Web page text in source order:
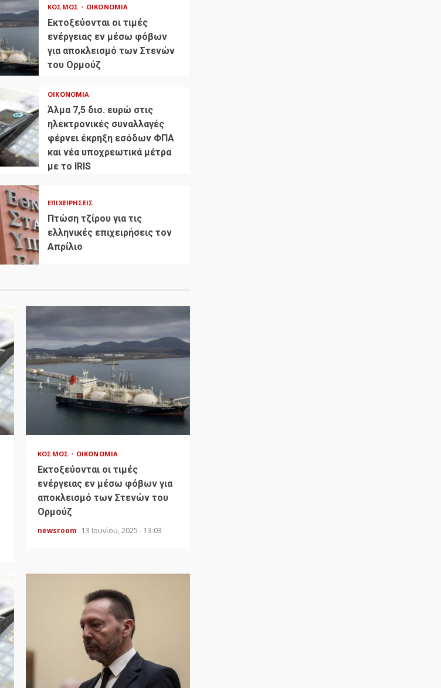
ΚΌΣΜΟΣ ΟΙΚΟΝΟΜΊΑ
Εκτοξεύονται οι τιμές
ενέργειας εν μέσω φόβων
για αποκλεισμό των Στενών
του Ορμούζ
ΟΙΚΟΝΟΜΊΑ
Άλμα 7,5 δισ. ευρώ στις
ηλεκτρονικές συναλλαγές
φέρνει έκρηξη εσόδων ΦΠΑ
και νέα υποχρεωτικά μέτρα
με το IRIS
ΕΠΙΧΕΙΡΉΣΕΙΣ
Πτώση τζίρου για τις
ελληνικές επιχειρήσεις τον
Απρίλιο
ΚΌΣΜΟΣ ΟΙΚΟΝΟΜΊΑ
Εκτοξεύονται οι τιμές
ενέργειας εν μέσω φόβων για
αποκλεισμό των Στενών του
Ορμούζ
newsroom 13 Ιουνίου, 2025 - 13:03